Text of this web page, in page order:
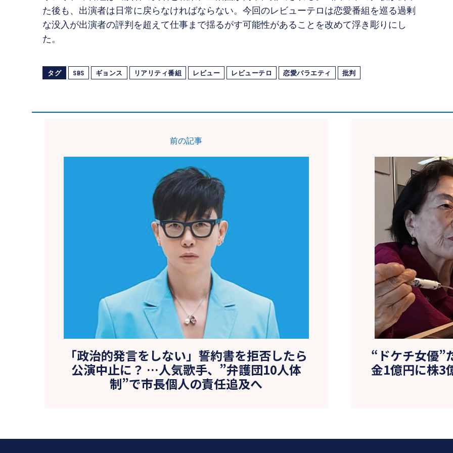
た後も、出演者は日常に戻らなければならない。今回のレビューテロは恋愛番組を巡る過剰
な没入が出演者の評判を超えて仕事まで揺るがす可能性があることを改めて浮き彫りにし
た。
タグ SBS ギョンス リアリティ番組 レビュー レビューテロ 恋愛バラエティ 批判
前の記事
「政治的発言をしない」誓約書を拒否したら
公演中止に？ …人気歌手、”弁護団10人体
制”で市長個人の責任追及へ
“ドケチ女優”
金1億円に株3